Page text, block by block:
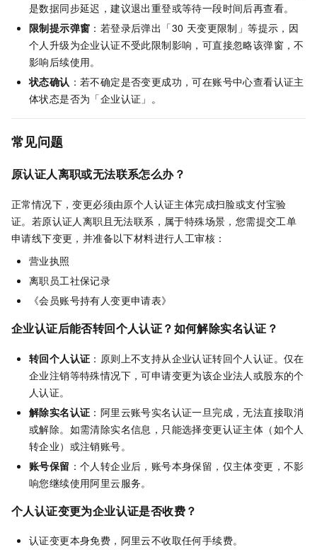
是数据同步延迟，建议退出重登或等待一段时间后再查看。
限制提示弹窗 ：若登录后弹出「30 天变更限制」等提示，因
个人升级为企业认证不受此限制影响，可直接忽略该弹窗，不
影响后续使用。
状态确认 ：若不确定是否变更成功，可在账号中心查看认证主
体状态是否为「企业认证」。
常见问题
原认证人离职或无法联系怎么办？
正常情况下，变更必须由原个人认证主体完成扫脸或支付宝验
证。若原认证人离职且无法联系，属于特殊场景，您需提交工单
申请线下变更，并准备以下材料进行人工审核：
营业执照
离职员工社保记录
《会员账号持有人变更申请表》
企业认证后能否转回个人认证？如何解除实名认证？
转回个人认证 ：原则上不支持从企业认证转回个人认证。仅在
企业注销等特殊情况下，可申请变更为该企业法人或股东的个
人认证。
解除实名认证 ：阿里云账号实名认证一旦完成，无法直接取消
或解除。如需清除实名信息，只能选择变更认证主体（如个人
转企业）或注销账号。
账号保留 ：个人转企业后，账号本身保留，仅主体变更，不影
响您继续使用阿里云服务。
个人认证变更为企业认证是否收费？
认证变更本身免费，阿里云不收取任何手续费。